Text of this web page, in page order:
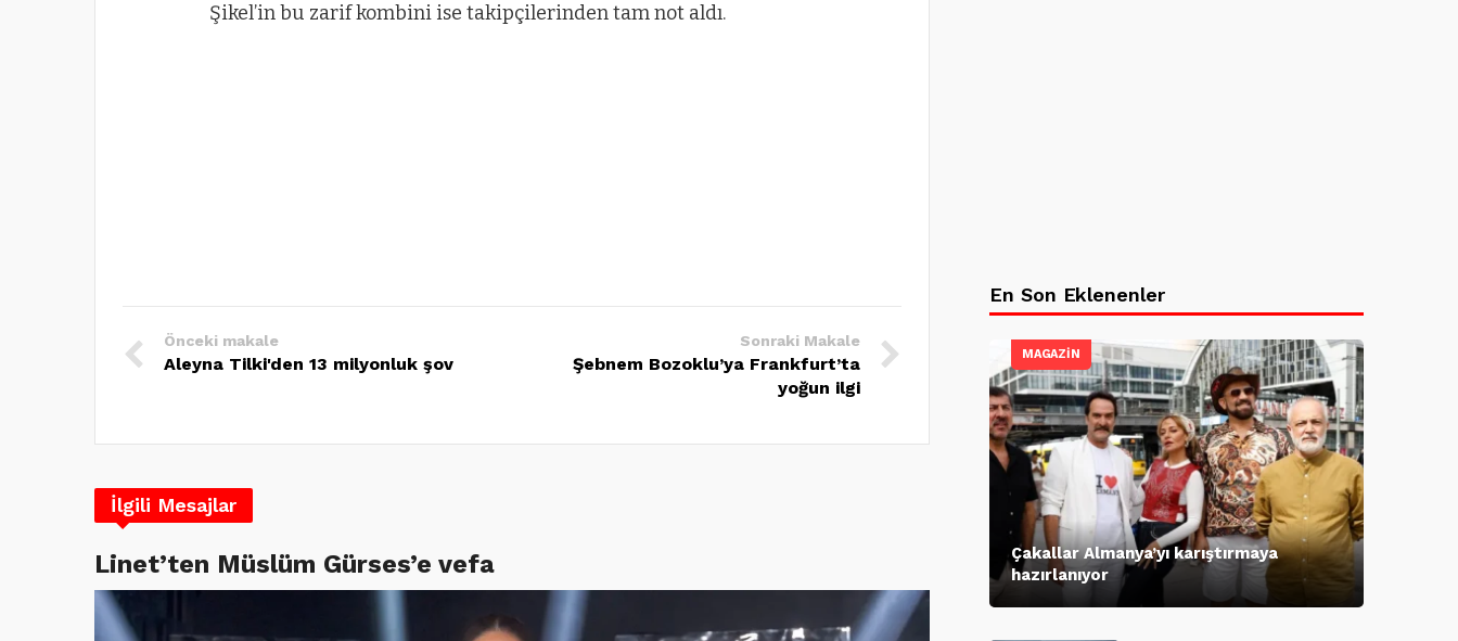
Şikel’in bu zarif kombini ise takipçilerinden tam not aldı.
Önceki makale
Aleyna Tilki'den 13 milyonluk şov
Sonraki Makale
Şebnem Bozoklu’ya Frankfurt’ta
yoğun ilgi
İlgili Mesajlar
Linet’ten Müslüm Gürses’e vefa
En Son Eklenenler
MAGAZİN
Çakallar Almanya’yı karıştırmaya
hazırlanıyor